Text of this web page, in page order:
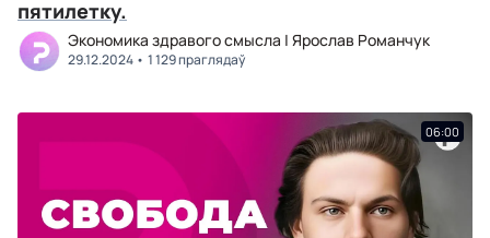
пятилетку.
Экономика здравого смысла | Ярослав Романчук
29.12.2024 1 129 праглядаў
06:00